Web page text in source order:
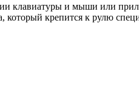
клавиатуры и мыши или
крепится к рулю